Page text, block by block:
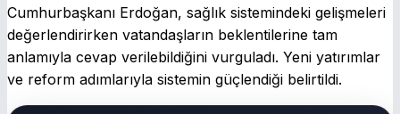
Cumhurbaşkanı Erdoğan, sağlık sistemindeki gelişmeleri
değerlendirirken vatandaşların beklentilerine tam
anlamıyla cevap verilebildiğini vurguladı. Yeni yatırımlar
ve reform adımlarıyla sistemin güçlendiği belirtildi.